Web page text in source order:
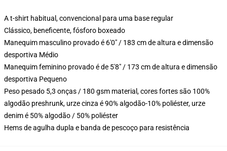
A t-shirt habitual, convencional para uma base regular
Clássico, beneficente, fósforo boxeado
Manequim masculino provado é 6'0" / 183 cm de altura e dimensão
desportiva Médio
Manequim feminino provado é de 5'8" / 173 cm de altura e dimensão
desportiva Pequeno
Peso pesado 5,3 onças / 180 gsm material, cores fortes são 100%
algodão preshrunk, urze cinza é 90% algodão-10% poliéster, urze
denim é 50% algodão / 50% poliéster
Hems de agulha dupla e banda de pescoço para resistência